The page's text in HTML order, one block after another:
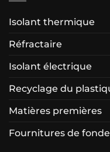
Isolant thermique
Réfractaire
Isolant électrique
Recyclage du
Matières premières
Fournitures de